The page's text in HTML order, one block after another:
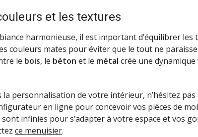
et les textures
harmonieuse, il est important d’équilibrer les
couleurs mates pour éviter que le tout ne
le bois, le béton et le métal crée une dynamique
personnalisation de votre intérieur, n’hésitez
en ligne pour concevoir vos pièces de
infinies pour s’adapter à votre espace et vos
ce menuisier.